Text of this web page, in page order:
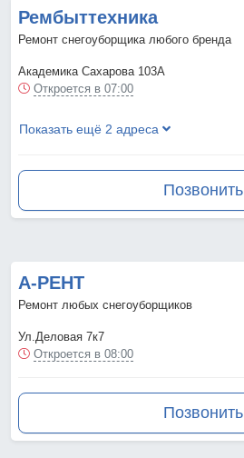
Рембыттехника
Ремонт снегоуборщика любого бренда
Академика Сахарова 103А
Откроется в 07:00
Показать ещё 2 адреса
Позвонить
А-РЕНТ
Ремонт любых снегоуборщиков
Ул.Деловая 7к7
Откроется в 08:00
Позвонить